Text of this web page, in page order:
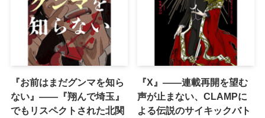
『お前はまだグンマを知ら
ない』――『翔んで埼玉』
でもリスペクトされた北関
『X』——連載再開を望む
声が止まない、CLAMPに
よる伝説のサイキックバト